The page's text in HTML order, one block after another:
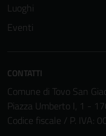
Luoghi
Eventi
CONTATTI
Comune di Tovo San
Piazza Umberto I, 1 -
Codice fiscale / P. IVA: